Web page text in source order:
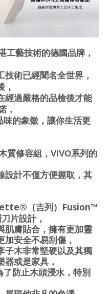
工藝技術的德國品牌，
術已經聞名全世界，
，
經過嚴格的品檢後才能
，
的象徵，讓你生活更
質修容組， VIVO系列的
設計不僅方便握取，其
（吉列） Fusion™
片設計，
肌膚貼合，擁有更加靈
安全不易刮傷，
子木非常堅硬以及其獨
器或是家具，
防止木頭浸水，特別